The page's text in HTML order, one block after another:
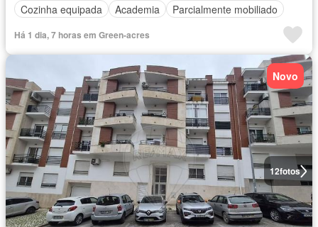
Cozinha equipada
Academia Parcialmente mobiliado
Há 1 dia, 7 horas em Green-acres
12fotos
Novo